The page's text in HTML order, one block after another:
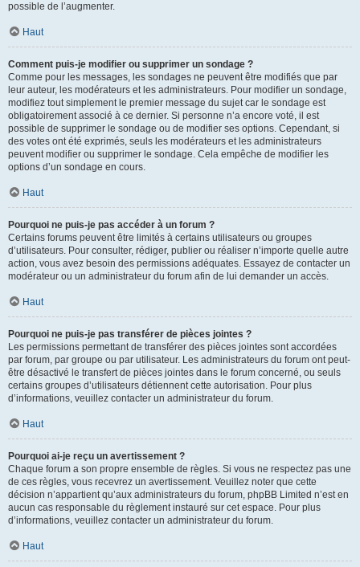
possible de l’augmenter.
Haut
Comment puis-je modifier ou supprimer un sondage ?
Comme pour les messages, les sondages ne peuvent être modifiés que par
leur auteur, les modérateurs et les administrateurs. Pour modifier un sondage,
modifiez tout simplement le premier message du sujet car le sondage est
obligatoirement associé à ce dernier. Si personne n’a encore voté, il est
possible de supprimer le sondage ou de modifier ses options. Cependant, si
des votes ont été exprimés, seuls les modérateurs et les administrateurs
peuvent modifier ou supprimer le sondage. Cela empêche de modifier les
options d’un sondage en cours.
Haut
Pourquoi ne puis-je pas accéder à un forum ?
Certains forums peuvent être limités à certains utilisateurs ou groupes
d’utilisateurs. Pour consulter, rédiger, publier ou réaliser n’importe quelle autre
action, vous avez besoin des permissions adéquates. Essayez de contacter un
modérateur ou un administrateur du forum afin de lui demander un accès.
Haut
Pourquoi ne puis-je pas transférer de pièces jointes ?
Les permissions permettant de transférer des pièces jointes sont accordées
par forum, par groupe ou par utilisateur. Les administrateurs du forum ont peut-
être désactivé le transfert de pièces jointes dans le forum concerné, ou seuls
certains groupes d’utilisateurs détiennent cette autorisation. Pour plus
d’informations, veuillez contacter un administrateur du forum.
Haut
Pourquoi ai-je reçu un avertissement ?
Chaque forum a son propre ensemble de règles. Si vous ne respectez pas une
de ces règles, vous recevrez un avertissement. Veuillez noter que cette
décision n’appartient qu’aux administrateurs du forum, phpBB Limited n’est en
aucun cas responsable du règlement instauré sur cet espace. Pour plus
d’informations, veuillez contacter un administrateur du forum.
Haut